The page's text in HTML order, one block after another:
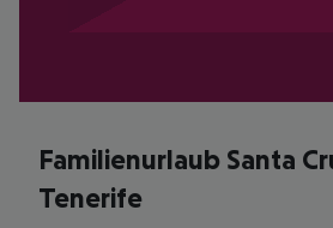
Familienurlaub Santa
Tenerife